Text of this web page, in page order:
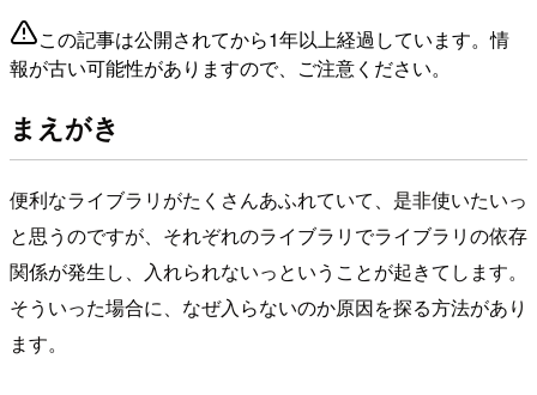
この記事は公開されてから1年以上経過しています。情
報が古い可能性がありますので、ご注意ください。
まえがき
便利なライブラリがたくさんあふれていて、是非使いたいっ
と思うのですが、それぞれのライブラリでライブラリの依存
関係が発生し、入れられないっということが起きてします。
そういった場合に、なぜ入らないのか原因を探る方法があり
ます。